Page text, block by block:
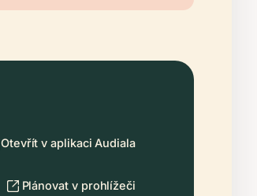
Otevřít v aplikaci Audiala
Plánovat v prohlížeči